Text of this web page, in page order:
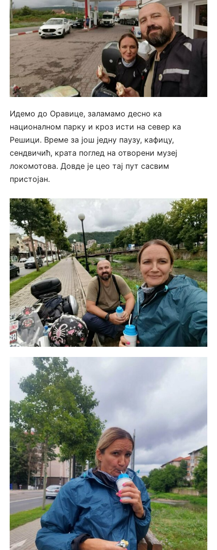
Идемо до Оравице, заламамо десно ка
националном парку и кроз исти на север ка
Решици. Време за још једну паузу, кафицу,
сендвичић, крата поглед на отворени музеј
локомотова. Довде је цео тај пут сасвим
пристојан.